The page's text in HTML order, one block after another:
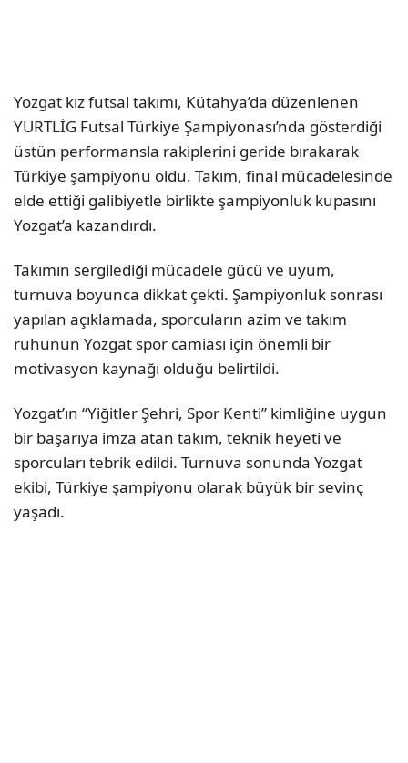
Yozgat kız futsal takımı, Kütahya’da düzenlenen
YURTLİG Futsal Türkiye Şampiyonası’nda gösterdiği
üstün performansla rakiplerini geride bırakarak
Türkiye şampiyonu oldu. Takım, final mücadelesinde
elde ettiği galibiyetle birlikte şampiyonluk kupasını
Yozgat’a kazandırdı.
Takımın sergilediği mücadele gücü ve uyum,
turnuva boyunca dikkat çekti. Şampiyonluk sonrası
yapılan açıklamada, sporcuların azim ve takım
ruhunun Yozgat spor camiası için önemli bir
motivasyon kaynağı olduğu belirtildi.
Yozgat’ın “Yiğitler Şehri, Spor Kenti” kimliğine uygun
bir başarıya imza atan takım, teknik heyeti ve
sporcuları tebrik edildi. Turnuva sonunda Yozgat
ekibi, Türkiye şampiyonu olarak büyük bir sevinç
yaşadı.